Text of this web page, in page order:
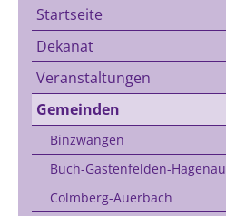
Startseite
Dekanat
Veranstaltungen
Gemeinden
Binzwangen
Buch-Gastenfelden-Hagenau
Colmberg-Auerbach